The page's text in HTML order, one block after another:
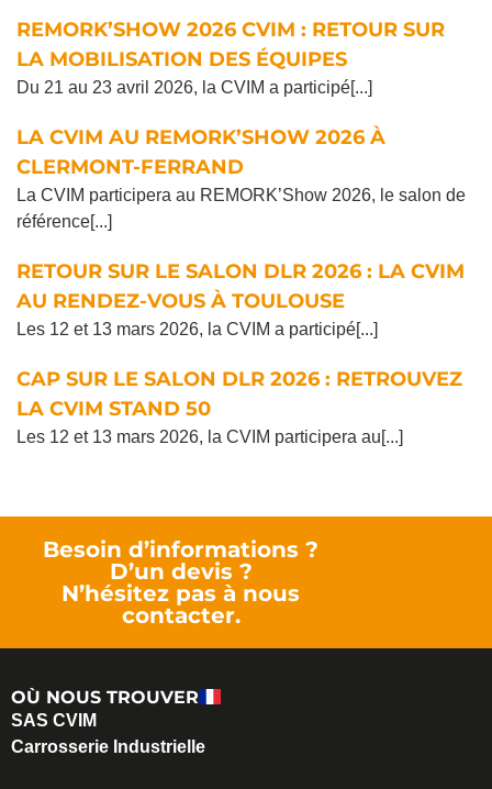
REMORK’SHOW 2026 CVIM : RETOUR SUR
LA MOBILISATION DES ÉQUIPES
Du 21 au 23 avril 2026, la CVIM a participé[...]
LA CVIM AU REMORK’SHOW 2026 À
CLERMONT-FERRAND
La CVIM participera au REMORK’Show 2026, le salon de
référence[...]
RETOUR SUR LE SALON DLR 2026 : LA CVIM
AU RENDEZ-VOUS À TOULOUSE
Les 12 et 13 mars 2026, la CVIM a participé[...]
CAP SUR LE SALON DLR 2026 : RETROUVEZ
LA CVIM STAND 50
Les 12 et 13 mars 2026, la CVIM participera au[...]
Besoin d’informations ?
D’un devis ?
N’hésitez pas à nous
contacter.
OÙ NOUS TROUVER
SAS CVIM
Carrosserie Industrielle